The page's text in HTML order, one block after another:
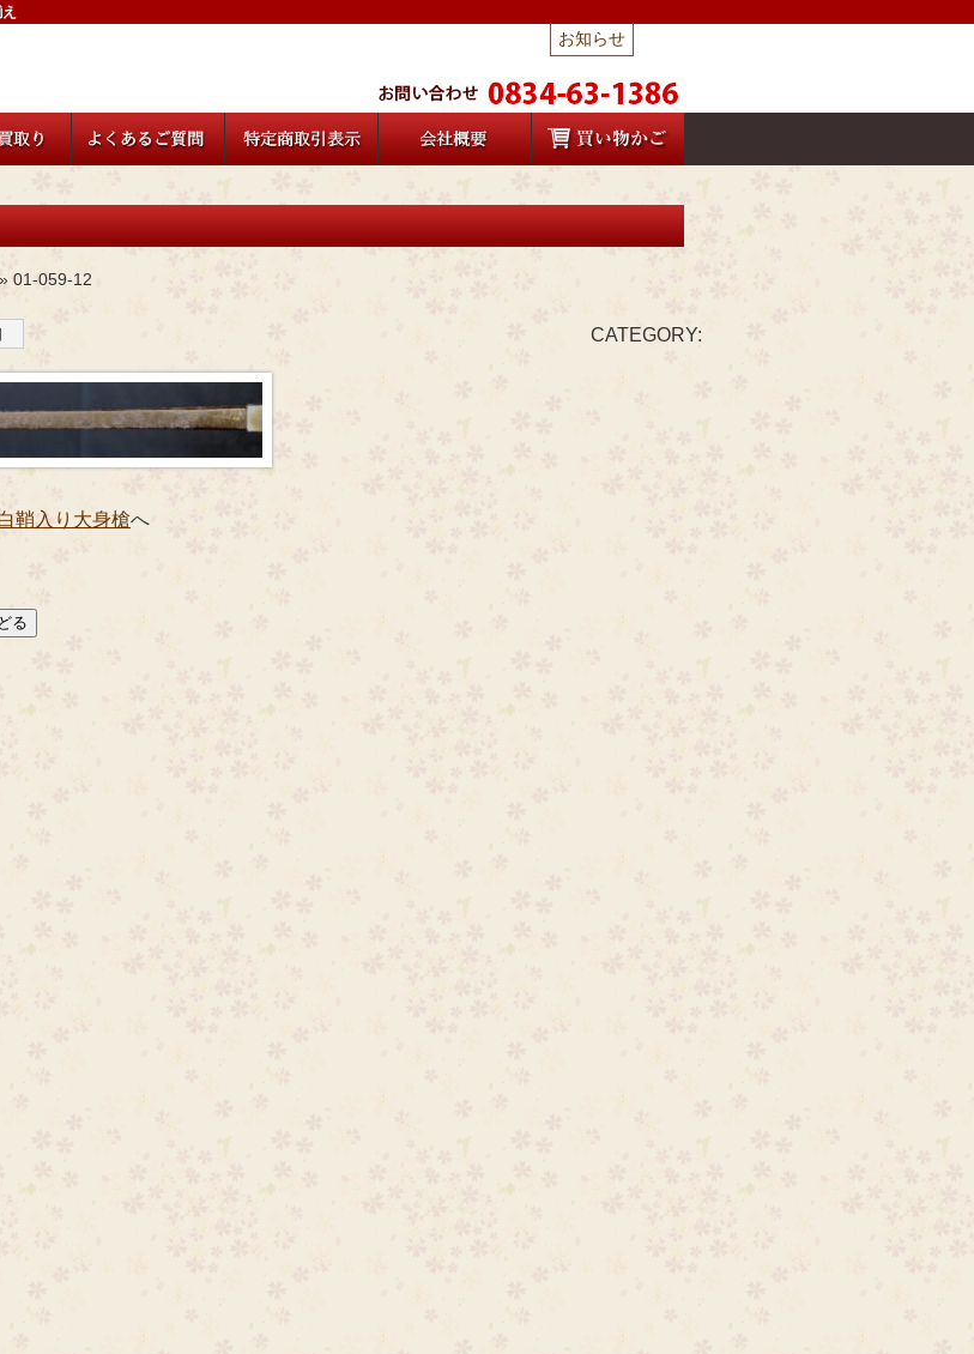
お知らせ
» 01-059-12
CATEGORY:
鞘入り大身槍へ